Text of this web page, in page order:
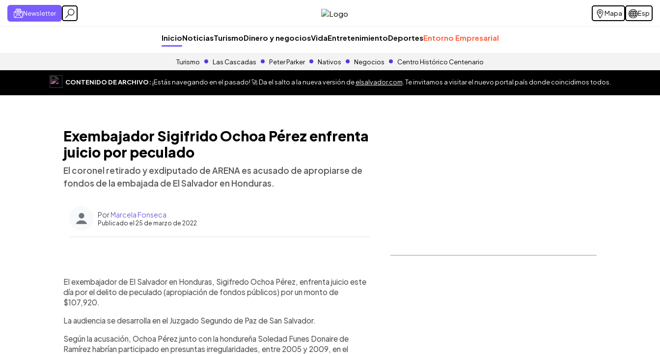
Newsletter Mapa Esp
InicioNoticiasTurismoDinero y negociosVidaEntretenimientoDeportesEntorno Empresarial
Turismo Las Cascadas Peter Parker Nativos Negocios Centro Histórico Centenario
CONTENIDO DE ARCHIVO:¡Estás navegando en el pasado! 🚀 Da el salto a la nueva versión deelsalvador.com . Te invitamos a visitar el nuevo portal país donde coincidimos todos.
Exembajador Sigifrido Ochoa Pérez enfrenta
juicio por peculado
El coronel retirado y exdiputado de ARENA es acusado de apropiarse de
fondos de la embajada de El Salvador en Honduras.
PorMarcela Fonseca
Publicado el 25 de marzo de 2022
► Escuchar artículo
El exembajador de El Salvador en Honduras, Sigifredo Ochoa Pérez, enfrenta juicio este
día por el delito de peculado (apropiación de fondos públicos) por un monto de
$107,920.
La audiencia se desarrolla en el Juzgado Segundo de Paz de San Salvador.
Según la acusación, Ochoa Pérez junto con la hondureña Soledad Funes Donaire de
Ramírez habrían participado en presuntas irregularidades, entre 2005 y 2009, en el